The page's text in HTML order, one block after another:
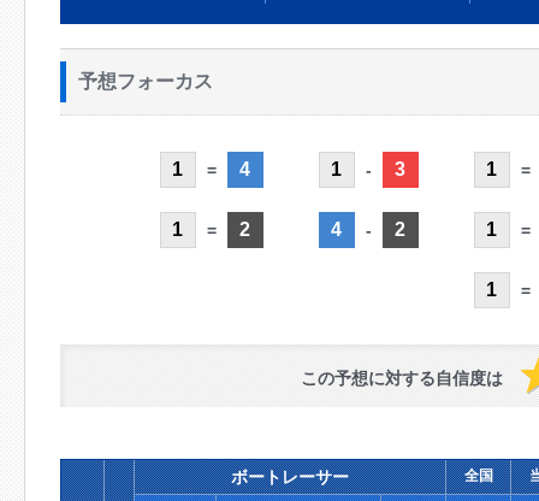
予想フォーカス
1 = 4
1 = 2
1 - 3
4 - 2
1 =
1 =
1 =
この予想に対する自信度は
ボートレーサー 全国